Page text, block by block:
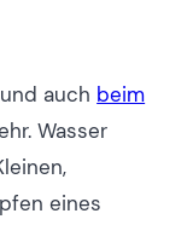
und auch beim
Wasser
eines